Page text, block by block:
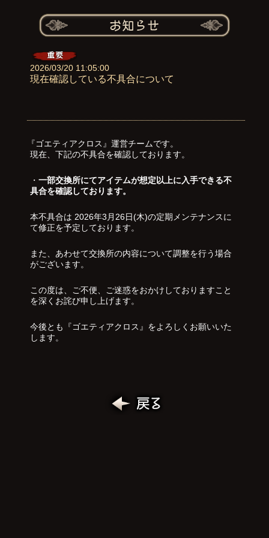
2026/03/20 11:05:00
現在確認している不具合について
『ゴエティアクロス』運営チームです。
現在、下記の不具合を確認しております。
・ 一部交換所にてアイテムが想定以上に入手できる不
具合を確認しております。
本不具合は 2026年3月26日(木)の定期メンテナンスに
て修正を予定しております。
また、あわせて交換所の内容について調整を行う場合
がございます。
この度は、ご不便、ご迷惑をおかけしておりますこと
を深くお詫び申し上げます。
今後とも『ゴエティアクロス』をよろしくお願いいた
します。